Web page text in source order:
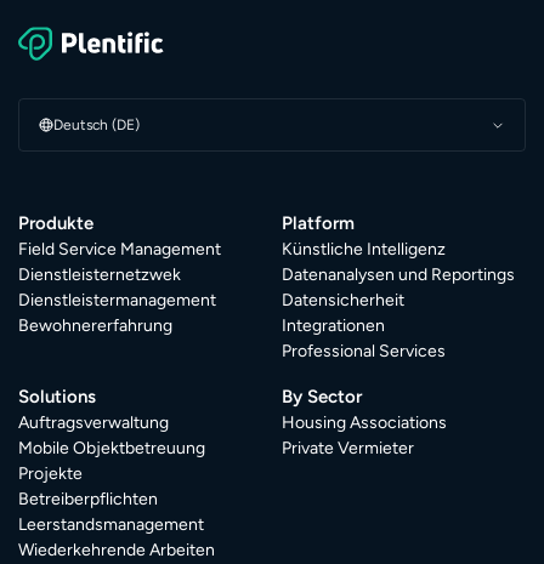
Deutsch (DE)
Produkte
Field Service Management
Dienstleisternetzwek
Dienstleistermanagement
Bewohnererfahrung
Platform
Künstliche Intelligenz
Datenanalysen und Reportings
Datensicherheit
Integrationen
Professional Services
Solutions
Auftragsverwaltung
Mobile Objektbetreuung
Projekte
Betreiberpflichten
Leerstandsmanagement
Wiederkehrende Arbeiten
By Sector
Housing Associations
Private Vermieter